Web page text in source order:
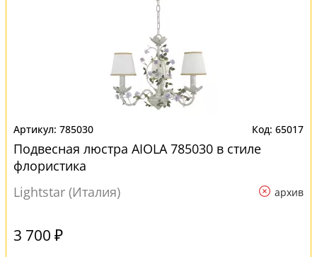
785030 65017
Подвесная люстра AIOLA 785030 в стиле
флористика
Lightstar (Италия)
архив
3 700 ₽